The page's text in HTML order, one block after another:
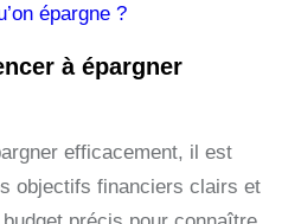
épargne ?
à épargner
efficacement, il est
objectifs financiers clairs et